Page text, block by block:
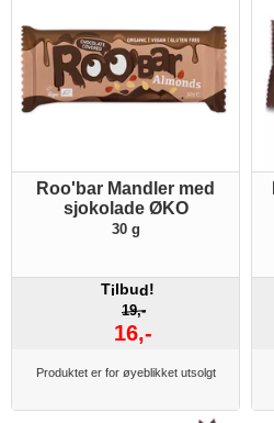
Roo'bar Mandler med
sjokolade ØKO
30 g
Tilbud!
19,-
16,-
Produktet er for øyeblikket utsolgt